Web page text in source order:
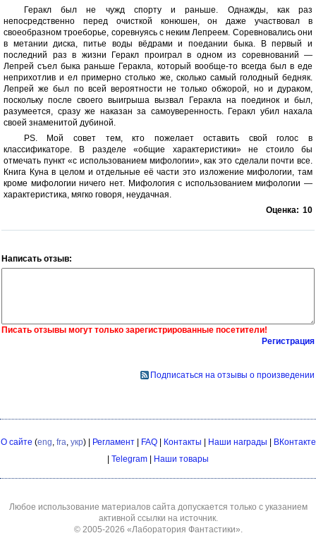
Геракл был не чужд спорту и раньше. Однажды, как раз
непосредственно перед очисткой конюшен, он даже участвовал в
своеобразном троеборье, соревнуясь с неким Лепреем. Соревновались они
в метании диска, питье воды вёдрами и поедании быка. В первый и
последний раз в жизни Геракл проиграл в одном из соревнований —
Лепрей съел быка раньше Геракла, который вообще-то всегда был в еде
неприхотлив и ел примерно столько же, сколько самый голодный бедняк.
Лепрей же был по всей вероятности не только обжорой, но и дураком,
поскольку после своего выигрыша вызвал Геракла на поединок и был,
разумеется, сразу же наказан за самоуверенность. Геракл убил нахала
своей знаменитой дубиной.
PS. Мой совет тем, кто пожелает оставить свой голос в
классификаторе. В разделе «общие характеристики» не стоило бы
отмечать пункт «с использованием мифологии», как это сделали почти все.
Книга Куна в целом и отдельные её части это изложение мифологии, там
кроме мифологии ничего нет. Мифология с использованием мифологии —
характеристика, мягко говоря, неудачная.
Оценка: 10
Написать отзыв:
Писать отзывы могут только зарегистрированные посетители!
Регистрация
Подписаться на отзывы о произведении
О сайте (eng fra укр) | Регламент| FAQ| Контакты | Наши награды | ВКонтакте
| Telegram | Наши товары
Любое использование материалов сайта допускается только с указанием
активной ссылки на источник.
© 2005-2026 «Лаборатория Фантастики»